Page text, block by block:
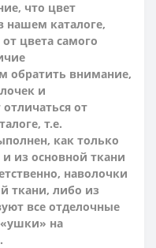
что цвет
нашем каталоге,
цвета самого
обратить внимание,
и
от
т.е.
как только
из основной ткани
наволочки
ткани, либо из
все отделочные
на